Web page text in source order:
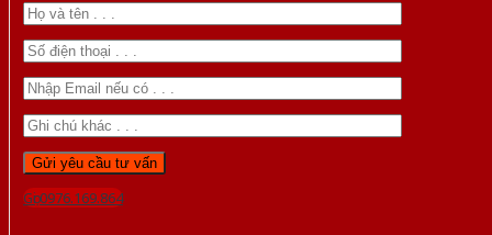
Gọi 0976.169.864